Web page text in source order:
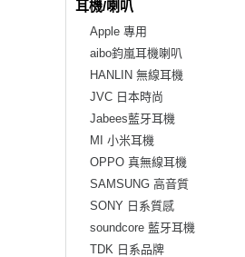
耳機/喇叭
Apple 專用
aibo鈞嵐耳機喇叭
HANLIN 無線耳機
JVC 日本時尚
Jabees藍牙耳機
MI 小米耳機
OPPO 真無線耳機
SAMSUNG 高音質
SONY 日系質感
soundcore 藍牙耳機
TDK 日系品牌